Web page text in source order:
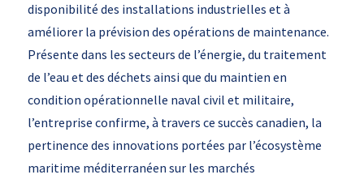
disponibilité des installations industrielles et à
améliorer la prévision des opérations de maintenance.
Présente dans les secteurs de l’énergie, du traitement
de l’eau et des déchets ainsi que du maintien en
condition opérationnelle naval civil et militaire,
l’entreprise confirme, à travers ce succès canadien, la
pertinence des innovations portées par l’écosystème
maritime méditerranéen sur les marchés